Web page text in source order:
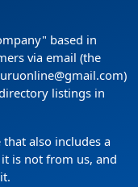
based in
via email (the
listings in
also includes a
is not from us, and